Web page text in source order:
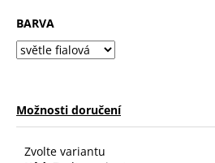
BARVA
Možnosti doručení
Zvolte variantu
o
p
o
č
u